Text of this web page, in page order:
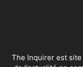
The Inquirer est